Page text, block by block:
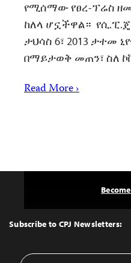
የሚሰማው የፀረ-ፕሬስ
ከለላ ሆኗችዋል። የሲ.ፒ.ጄ
ታህሳስ 6፣ 2013 ታተመ
በማይታወቅ መጠን፣ ስለ
Read More ›
Top
Subscribe to CPJ Newsletters:
Email